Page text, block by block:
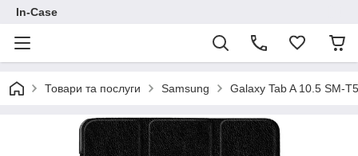
In-Case
Товари та послуги Samsung Galaxy Tab A 10.5 SM-